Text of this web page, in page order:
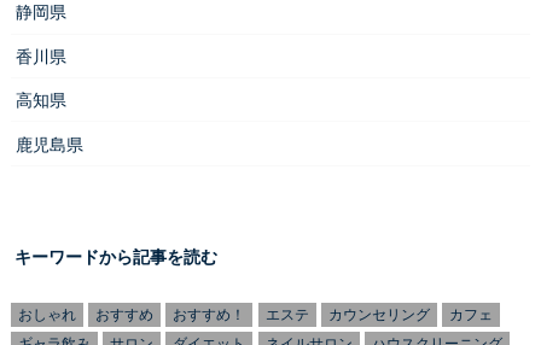
静岡県
香川県
高知県
鹿児島県
キーワードから記事を読む
おしゃれ おすすめ おすすめ！ エステ カウンセリング
カフェ